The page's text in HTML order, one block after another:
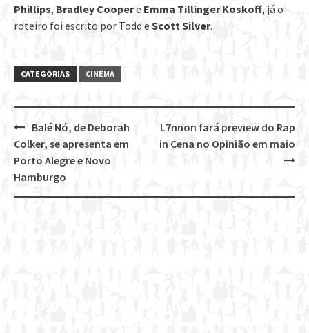
Phillips, Bradley Coopere Emma Tillinger Koskoff, já o
roteiro foi escrito por Todd e Scott Silver.
CATEGORIAS CINEMA
Post
navigation
L7nnon fará preview do Rap
in Cena no Opinião em maio
Balé Nó, de Deborah
Colker, se apresenta em
Porto Alegre e Novo
Hamburgo